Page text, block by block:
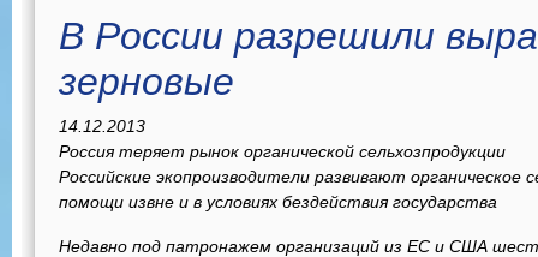
В России разрешили
зерновые
14.12.2013
Россия теряет рынок органической сельхозпродукции
Российские экопроизводители развивают органическое
помощи извне и в условиях бездействия государства
Недавно под патронажем организаций из ЕС и США